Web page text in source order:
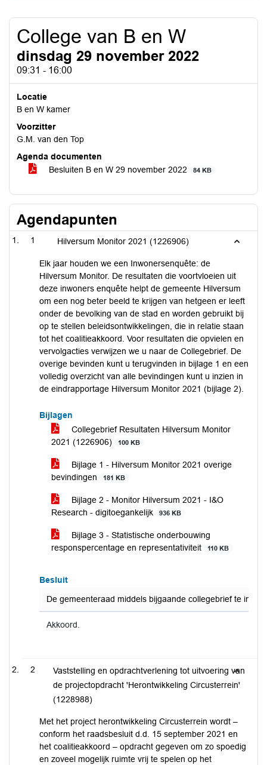
College van B en W
dinsdag 29 november 2022
09:31 - 16:00
Locatie
B en W kamer
Voorzitter
G.M. van den Top
Agenda documenten
Besluiten B en W 29 november 2022
84 KB
Agendapunten
1 Hilversum Monitor 2021 (1226906)
Elk jaar houden we een Inwonersenquête: de
Hilversum Monitor. De resultaten die voortvloeien uit
deze inwoners enquête helpt de gemeente Hilversum
om een nog beter beeld te krijgen van hetgeen er leeft
onder de bevolking van de stad en worden gebruikt bij
op te stellen beleidsontwikkelingen, die in relatie staan
tot het coalitieakkoord. Voor resultaten die opvielen en
vervolgacties verwijzen we u naar de Collegebrief. De
overige bevinden kunt u terugvinden in bijlage 1 en een
volledig overzicht van alle bevindingen kunt u inzien in
de eindrapportage Hilversum Monitor 2021 (bijlage 2).
Bijlagen
Collegebrief Resultaten Hilversum Monitor
2021 (1226906)
100 KB
Bijlage 1 - Hilversum Monitor 2021 overige
bevindingen
181 KB
Bijlage 2 - Monitor Hilversum 2021 - I&O
Research - digitoegankelijk
936 KB
Bijlage 3 - Statistische onderbouwing
responspercentage en representativiteit
110 KB
Besluit
De gemeenteraad middels bijgaande collegebrief te
Akkoord.
2
Vaststelling en opdrachtverlening tot uitvoering van
de projectopdracht 'Herontwikkeling Circusterrein'
(1228988)
Met het project herontwikkeling Circusterrein wordt –
conform het raadsbesluit d.d. 15 september 2021 en
het coalitieakkoord – opdracht gegeven om zo spoedig
en zoveel mogelijk ruimte vrij te spelen op het